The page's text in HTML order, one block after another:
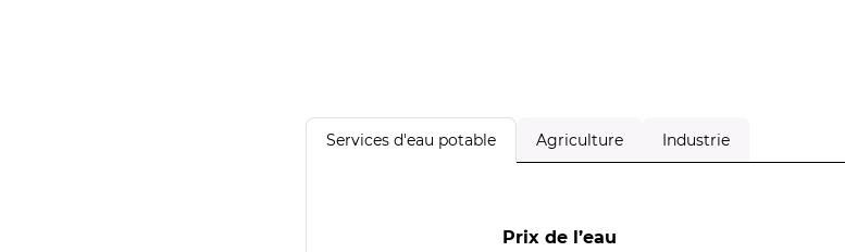
Services d'eau potable Agriculture Industrie
Prix de l’eau